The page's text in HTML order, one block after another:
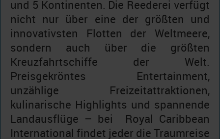
und 5 Kontinenten. Die Reederei verfügt
nicht nur über eine der größten und
innovativsten Flotten der Weltmeere,
sondern auch über die größten
Kreuzfahrtschiffe der Welt.
Preisgekröntes Entertainment,
unzählige Freizeitattraktionen,
kulinarische Highlights und spannende
Landausflüge – bei Royal Caribbean
International findet jeder die Traumreise